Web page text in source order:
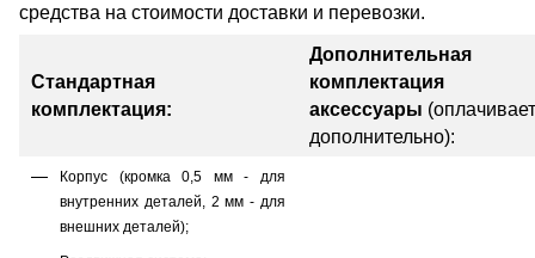
средства на стоимости доставки и перевозки.
Стандартная
комплектация:
Дополнительная
комплектация
аксессуары
дополнительно):
Корпус (кромка 0,5 мм - для
внутренних деталей, 2 мм - для
внешних деталей);